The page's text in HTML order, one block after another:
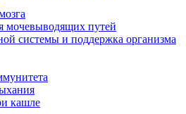
мочевыводящих путей
системы и поддержка организма
кашле